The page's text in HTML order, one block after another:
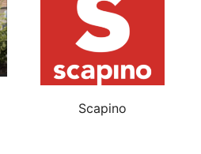
Scapino